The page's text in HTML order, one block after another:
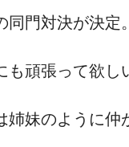
同門対決が決定
も頑張って欲し
姉妹のように仲